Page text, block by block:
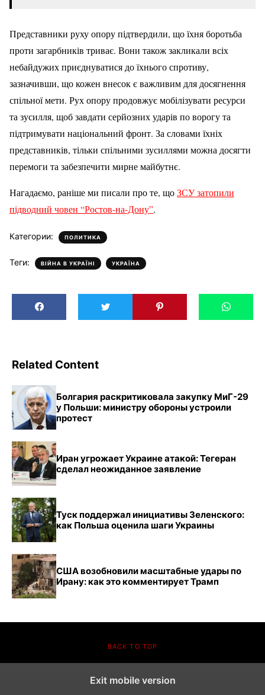
Представники руху опору підтвердили, що їхня боротьба
проти загарбників триває. Вони також закликали всіх
небайдужих приєднуватися до їхнього спротиву,
зазначивши, що кожен внесок є важливим для досягнення
спільної мети. Рух опору продовжує мобілізувати ресурси
та зусилля, щоб завдати серйозних ударів по ворогу та
підтримувати національний фронт. За словами їхніх
представників, тільки спільними зусиллями можна досягти
перемоги та забезпечити мирне майбутнє.
Нагадаємо, раніше ми писали про те, щоЗСУ затопили
підводний човен “Ростов-на-Дону”.
Категории: ПОЛИТИКА
Теги: ВІЙНА В УКРАЇНІ , УКРАЇНА
Related Content
Болгария раскритиковала закупку МиГ-29
у Польши: министру обороны устроили
протест
Иран угрожает Украине атакой: Тегеран
сделал неожиданное заявление
Туск поддержал инициативы Зеленского:
как Польша оценила шаги Украины
США возобновили масштабные удары по
Ирану: как это комментирует Трамп
BACK TO TOP
Exit mobile version